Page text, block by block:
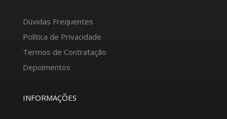
Dúvidas Frequentes
Política de Privacidade
Termos de Contratação
Depoimentos
INFORMAÇÕES